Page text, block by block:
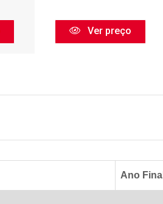
Ver preço
Ano Final